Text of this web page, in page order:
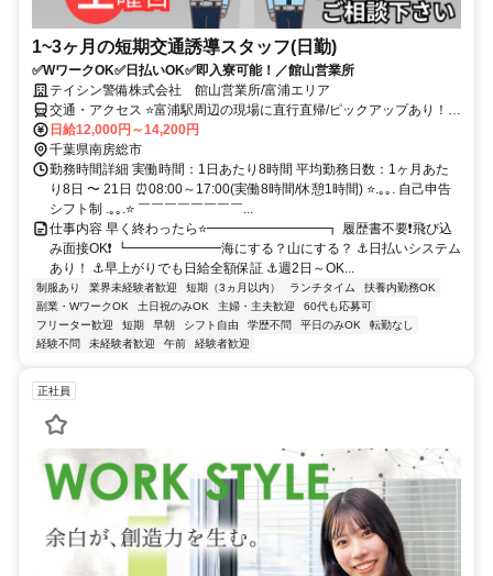
1~3ヶ月の短期交通誘導スタッフ(日勤)
✅WワークOK✅日払いOK✅即入寮可能！／館山営業所
テイシン警備株式会社 館山営業所/富浦エリア
交通・アクセス ⭐富浦駅周辺の現場に直行直帰/ピックアップあり！移
動の心配は不要です♪
日給12,000円～14,200円
千葉県南房総市
勤務時間詳細 実働時間：1日あたり8時間 平均勤務日数：1ヶ月あた
り8日 〜 21日 ⏰08:00～17:00(実働8時間/休憩1時間) ⭐.｡｡. 自己申告
シフト制 .｡｡.⭐ ￣￣￣￣￣￣￣￣...
仕事内容 早く終わったら⭐━━━━━━━━━┓ 履歴書不要❗飛び込
み面接OK❗ ┗━━━━━━━海にする？山にする？ ⚓日払いシステム
あり！ ⚓早上がりでも日給全額保証 ⚓週2日～OK...
制服あり 業界未経験者歓迎 短期（3ヵ月以内） ランチタイム
扶養内勤務OK
副業・WワークOK
土日祝のみOK 主婦・主夫歓迎
60代も応募可
フリーター歓迎
短期 早朝 シフト自由 学歴不問 平日のみOK
転勤なし
経験不問
未経験者歓迎 午前 経験者歓迎
正社員